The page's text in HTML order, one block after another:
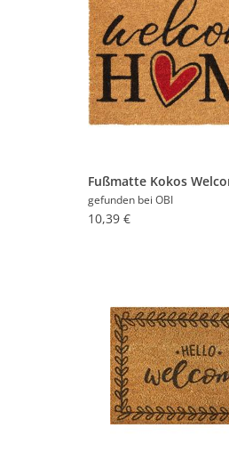
gefunden bei OBI
10,39 €